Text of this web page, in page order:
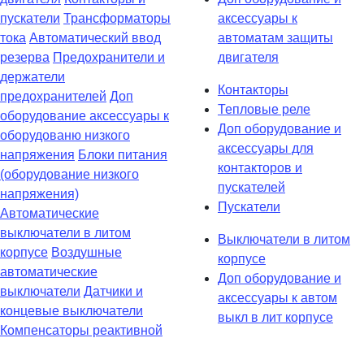
пускатели Трансформаторы
тока Автоматический ввод
резерва Предохранители и
держатели
предохранителей Доп
оборудование аксессуары к
оборудованю низкого
напряжения Блоки питания
(оборудование низкого
напряжения)
Автоматические
выключатели в литом
корпусе Воздушные
автоматические
выключатели Датчики и
концевые выключатели
Компенсаторы реактивной
аксессуары к
автоматам защиты
двигателя
Контакторы
Тепловые реле
Доп оборудование и
аксессуары для
контакторов и
пускателей
Пускатели
Выключатели в литом
корпусе
Доп оборудование и
аксессуары к автом
выкл в лит корпусе